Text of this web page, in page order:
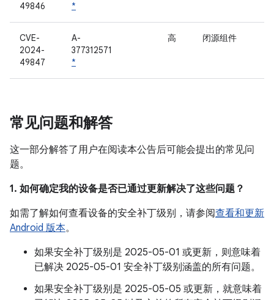
49846 *
CVE-
2024-
49847
A-
377312571
*
高 闭源组件
常见问题和解答
这一部分解答了用户在阅读本公告后可能会提出的常见问
题。
1. 如何确定我的设备是否已通过更新解决了这些问题？
如需了解如何查看设备的安全补丁级别，请参阅查看和更新
Android 版本。
如果安全补丁级别是 2025-05-01 或更新，则意味着
已解决 2025-05-01 安全补丁级别涵盖的所有问题。
如果安全补丁级别是 2025-05-05 或更新，就意味着